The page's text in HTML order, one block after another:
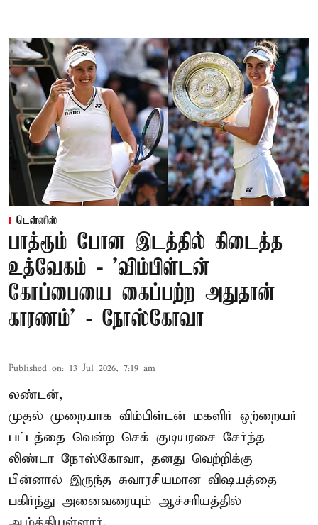
டென்னிஸ்
பாத்ரூம் போன இடத்தில் கிடைத்த
உத்வேகம் - ’விம்பிள்டன்
கோப்பையை கைப்பற்ற அதுதான்
காரணம்’ - நோஸ்கோவா
Published on: 13 Jul 2026, 7:19 am
லண்டன்,
முதல் முறையாக விம்பிள்டன் மகளிர் ஒற்றையர்
பட்டத்தை வென்ற செக் குடியரசை சேர்ந்த
லிண்டா நோஸ்கோவா, தனது வெற்றிக்கு
பின்னால் இருந்த சுவாரசியமான விஷயத்தை
பகிர்ந்து அனைவரையும் ஆச்சரியத்தில்